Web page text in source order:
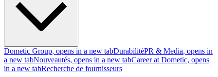
Dometic Group, opens in a new tabDurabilitéPR & Media, opens in
a new tabNouveautés, opens in a new tabCareer at Dometic, opens
in a new tabRecherche de fournisseurs